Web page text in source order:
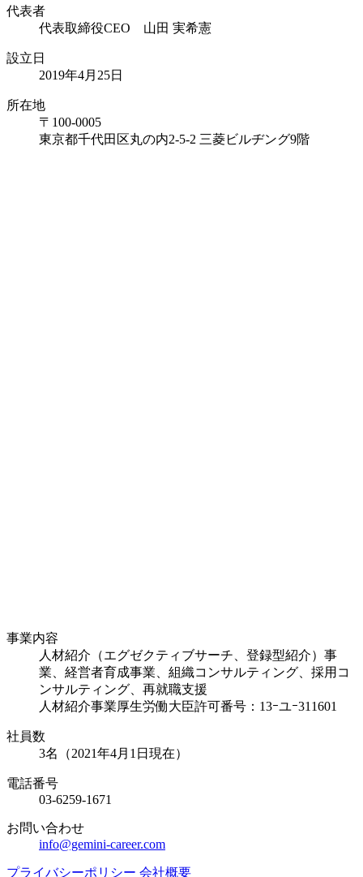
代表者
代表取締役CEO 山田 実希憲
設立日
2019年4月25日
所在地
〒100-0005
東京都千代田区丸の内2-5-2 三菱ビルヂング9階
事業内容
人材紹介（エグゼクティブサーチ、登録型紹介）事
業、経営者育成事業、組織コンサルティング、採用コ
ンサルティング、再就職支援
人材紹介事業厚生労働大臣許可番号：13ｰユｰ311601
社員数
3名（2021年4月1日現在）
電話番号
03-6259-1671
お問い合わせ
info@gemini-career.com
プライバシーポリシー 会社概要